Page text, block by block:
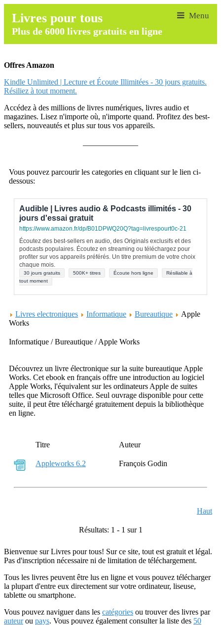
Livres pour tous
Plus de 6000 livres gratuits en ligne
Offres Amazon
Kindle Unlimited | Lecture et Écoute Illimitées - 30 jours gratuits.
Résiliez à tout moment.
Accédez à des millions de livres numériques, livres audio et
magazines. Lisez n'importe où, n'importe quand. Profitez des best-
sellers, nouveautés et plus sur tous vos appareils.
Vous pouvez parcourir les categories en cliquant sur le lien ci-
dessous:
Audible | Livres audio & Podcasts illimités - 30
jours d'essai gratuit
https://www.amazon.fr/dp/B01DPWQ20Q?tag=livrespourt0c-21
Écoutez des best-sellers en audio, des Originals exclusifs et des
podcasts populaires. Écoutez en streaming ou téléchargez pour
profiter sur vos appareils préférés. Un titre premium de votre choix
chaque mois.
30 jours gratuits 500K+ titres Écoute hors ligne
Résiliable à
tout moment
Livres electroniques Informatique Bureautique
Apple
Works
Informatique / Bureautique / Apple Works
Découvrez un livre électronique sur la suite bureautique Apple
Works. Cet ebook en français offre une introduction au logiciel
Apple Works, l'équivalent sur les ordinateurs Apple de suites
telles que Microsoft Office. Seul ouvrage disponible pour cette
suite, il peut être téléchargé gratuitement depuis la bibliothèque
en ligne.
Titre Auteur
Appleworks 6.2 François Godin
Haut
Résultats: 1 - 1 sur 1
Bienvenue sur Livres pour tous! Sur ce site, tout est gratuit et légal.
Pas d'inscription nécessaire ni de limitation de téléchargement.
Tous les livres peuvent être lus en ligne et vous pouvez télécharger
la plupart d'entre eux directement sur votre ordinateur, liseuse,
tablette ou smartphone.
Vous pouvez naviguer dans les catégories ou trouver des livres par
auteurou pays. Vous pouvez également consulter la liste des 50